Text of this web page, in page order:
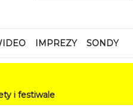
IMPREZY SONDY